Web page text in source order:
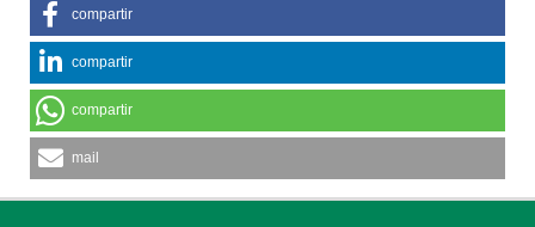
compartir
compartir
compartir
mail